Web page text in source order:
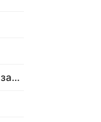
ChatGPT и математическая задача